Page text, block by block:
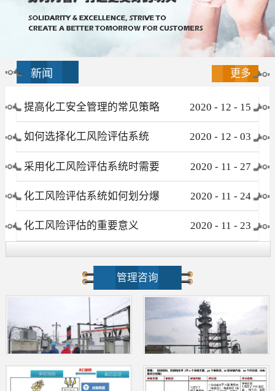
新闻 更多
提高化工安全管理的常见策略
有哪些
2020 - 12 - 15
如何选择化工风险评估系统 2020 - 12 - 03
采用化工风险评估系统时需要
注意哪些事项
2020 - 11 - 27
化工风险评估系统如何划分爆
炸危险区域
2020 - 11 - 24
化工风险评估的重要意义 2020 - 11 - 23
管理咨询